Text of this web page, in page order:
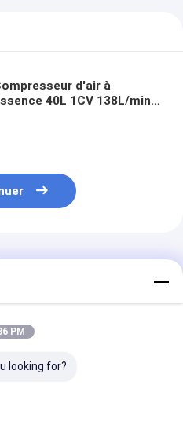
d'air à
40L 1CV 138L/min
PM
looking for?